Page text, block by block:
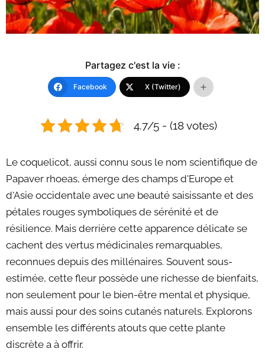
Partagez c'est la vie :
Facebook X (Twitter)
4.7/5 - (18 votes)
Le coquelicot, aussi connu sous le nom scientifique de
Papaver rhoeas, émerge des champs d'Europe et
d'Asie occidentale avec une beauté saisissante et des
pétales rouges symboliques de sérénité et de
résilience. Mais derrière cette apparence délicate se
cachent des vertus médicinales remarquables,
reconnues depuis des millénaires. Souvent sous-
estimée, cette fleur possède une richesse de bienfaits,
non seulement pour le bien-être mental et physique,
mais aussi pour des soins cutanés naturels. Explorons
ensemble les différents atouts que cette plante
discrète a à offrir.